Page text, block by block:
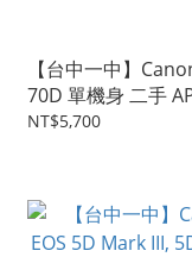
【台中一中】
70D 單機身 二手
眼相機 #106575
NT$5,700